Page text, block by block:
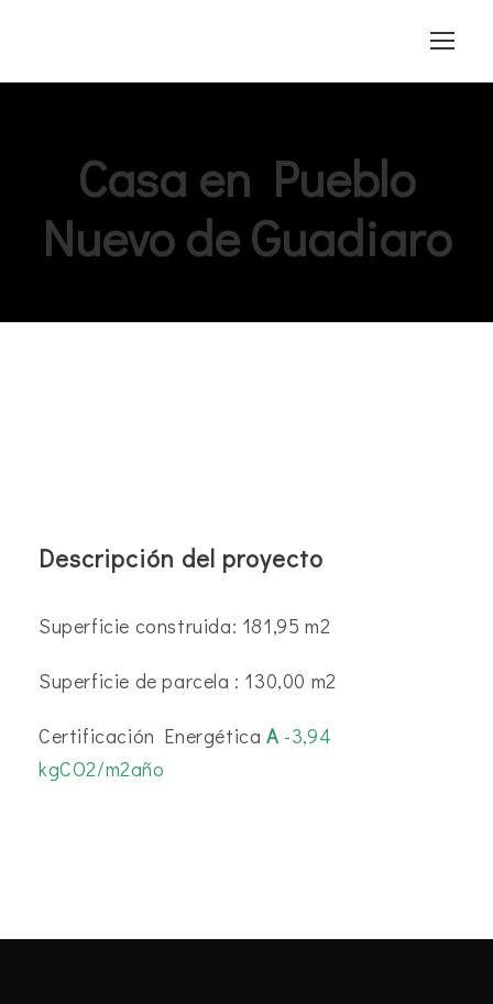
Casa en Pueblo
Nuevo de Guadiaro
Descripción del proyecto
Superficie construida: 181,95 m2
Superficie de parcela : 130,00 m2
Certificación Energética A -3,94
kgCO2/m2año